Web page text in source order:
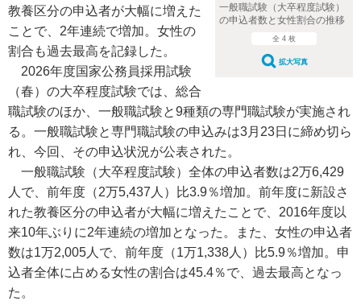
一般職試験（大卒程度試験）
の申込者数と女性割合の推移
全 4 枚
拡大写真
教養区分の申込者が大幅に増えた
ことで、2年連続で増加。女性の
割合も過去最高を記録した。
2026年度国家公務員採用試験
（春）の大卒程度試験では、総合
職試験のほか、一般職試験と9種類の専門職試験が実施され
る。一般職試験と専門職試験の申込みは3月23日に締め切ら
れ、今回、その申込状況が公表された。
一般職試験（大卒程度試験）全体の申込者数は2万6,429
人で、前年度（2万5,437人）比3.9％増加。前年度に新設さ
れた教養区分の申込者が大幅に増えたことで、2016年度以
来10年ぶりに2年連続の増加となった。また、女性の申込者
数は1万2,005人で、前年度（1万1,338人）比5.9％増加。申
込者全体に占める女性の割合は45.4％で、過去最高となっ
た。